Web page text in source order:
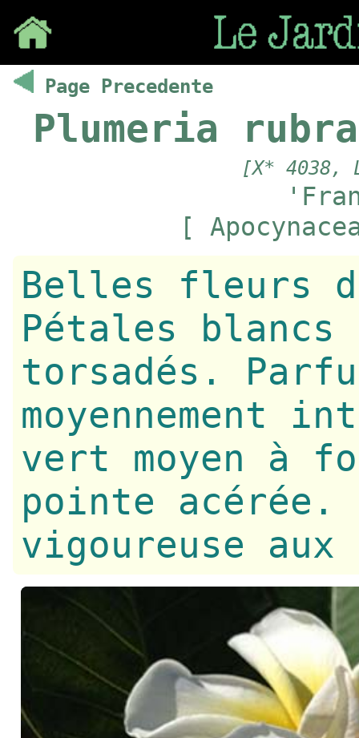
Page Precedente
Plumeria rubra
[X* 4038,
[
Belles fleurs
Pétales
torsadés.
moyennement
vert moyen à
pointe
vigoureuse aux